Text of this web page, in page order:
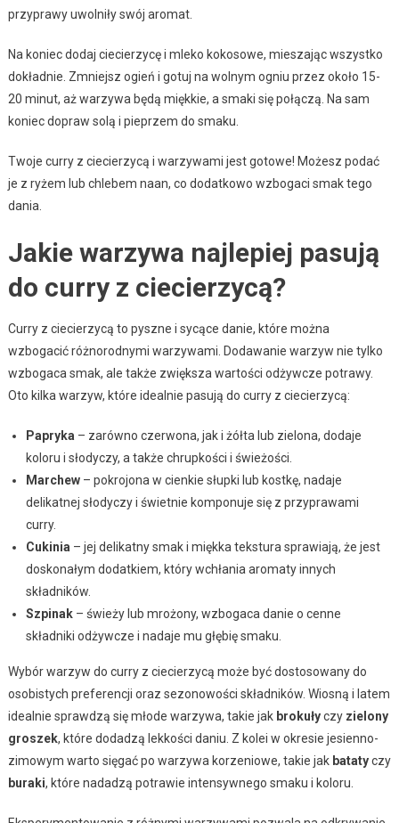
przyprawy uwolniły swój aromat.
Na koniec dodaj ciecierzycę i mleko kokosowe, mieszając wszystko
dokładnie. Zmniejsz ogień i gotuj na wolnym ogniu przez około 15-
20 minut, aż warzywa będą miękkie, a smaki się połączą. Na sam
koniec dopraw solą i pieprzem do smaku.
Twoje curry z ciecierzycą i warzywami jest gotowe! Możesz podać
je z ryżem lub chlebem naan, co dodatkowo wzbogaci smak tego
dania.
Jakie warzywa najlepiej pasują
do curry z ciecierzycą?
Curry z ciecierzycą to pyszne i sycące danie, które można
wzbogacić różnorodnymi warzywami. Dodawanie warzyw nie tylko
wzbogaca smak, ale także zwiększa wartości odżywcze potrawy.
Oto kilka warzyw, które idealnie pasują do curry z ciecierzycą:
Papryka – zarówno czerwona, jak i żółta lub zielona, dodaje
koloru i słodyczy, a także chrupkości i świeżości.
Marchew– pokrojona w cienkie słupki lub kostkę, nadaje
delikatnej słodyczy i świetnie komponuje się z przyprawami
curry.
Cukinia – jej delikatny smak i miękka tekstura sprawiają, że jest
doskonałym dodatkiem, który wchłania aromaty innych
składników.
Szpinak– świeży lub mrożony, wzbogaca danie o cenne
składniki odżywcze i nadaje mu głębię smaku.
Wybór warzyw do curry z ciecierzycą może być dostosowany do
osobistych preferencji oraz sezonowości składników. Wiosną i latem
idealnie sprawdzą się młode warzywa, takie jak brokułyczy zielony
groszek, które dodadzą lekkości daniu. Z kolei w okresie jesienno-
zimowym warto sięgać po warzywa korzeniowe, takie jak batatyczy
buraki, które nadadzą potrawie intensywnego smaku i koloru.